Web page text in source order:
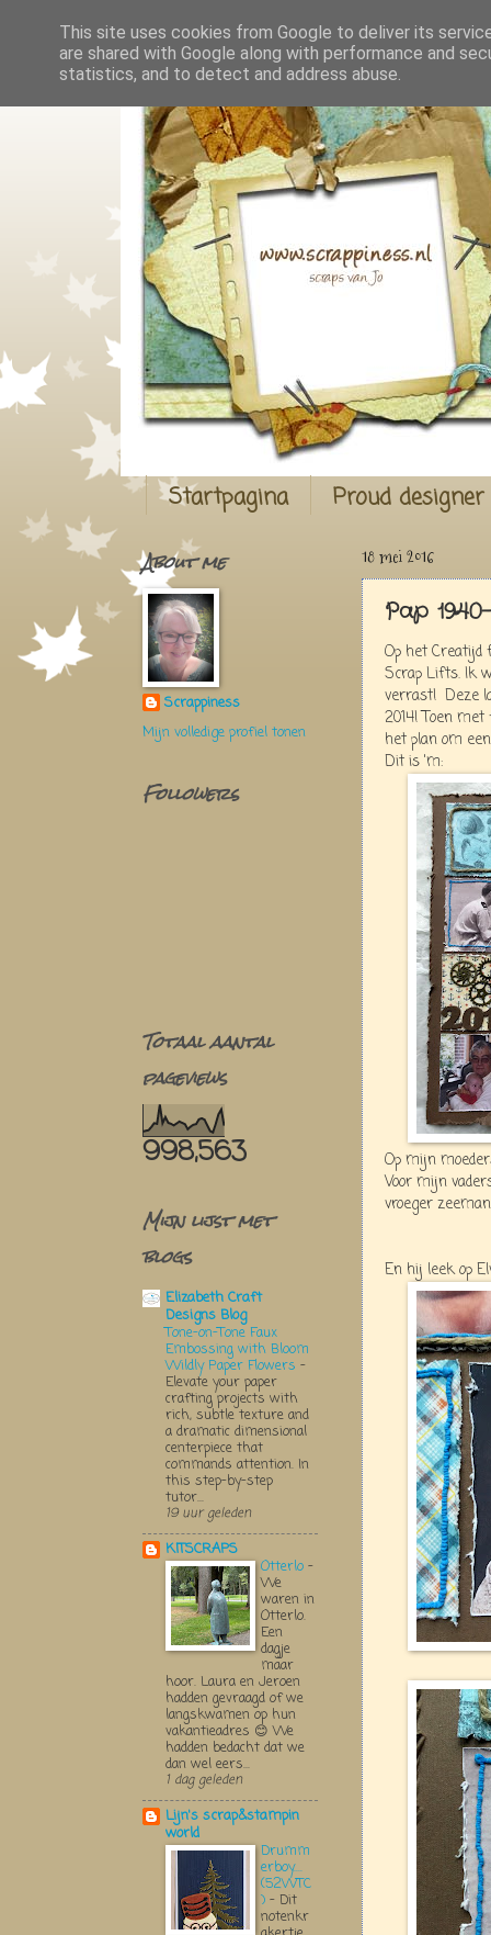
Startpagina Proud
18 mei 2016
Pap
Op het
Scrap Lifts. Ik
verrast! Deze
2014! Toen
het plan om
Dit is 'm:
Op mijn
Voor mijn
vroeger
En hij leek op
About me
Scrappiness
Mijn volledige profiel tonen
Followers
Totaal aantal
pageviews
998,563
Mijn lijst met
blogs
Elizabeth Craft
Designs Blog
Tone-on-Tone Faux
Embossing with Bloom
Wildly Paper Flowers -
Elevate your paper
crafting projects with
rich, subtle texture and
a dramatic dimensional
centerpiece that
commands attention. In
this step-by-step
tutor...
19 uur geleden
KITSCRAPS
Otterlo -
We
waren in
Otterlo.
Een
dagje
maar
hoor. Laura en Jeroen
hadden gevraagd of we
langskwamen op hun
vakantieadres 😊 We
hadden bedacht dat we
dan wel eers...
1 dag geleden
Lijn's scrap&stampin
world
Drumm
erboy....
(52WTC
) - Dit
notenkr
This site uses cookies from Google to deliver its
are shared with Google along with performance and
statistics, and to detect and address abuse.